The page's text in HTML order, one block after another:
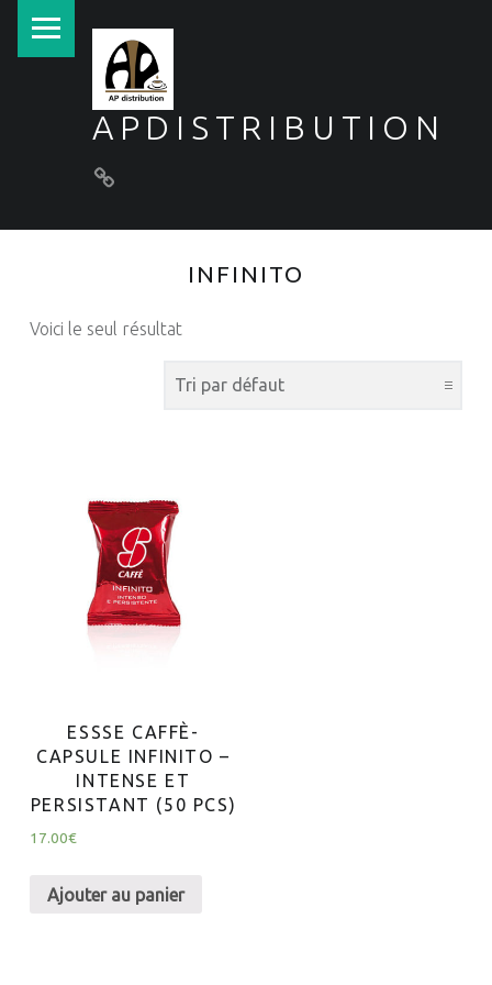
APDISTRIBUTION
INFINITO
Voici le seul résultat
ESSSE CAFFÈ-
CAPSULE INFINITO –
INTENSE ET
PERSISTANT (50 PCS)
17.00€
Ajouter au panier